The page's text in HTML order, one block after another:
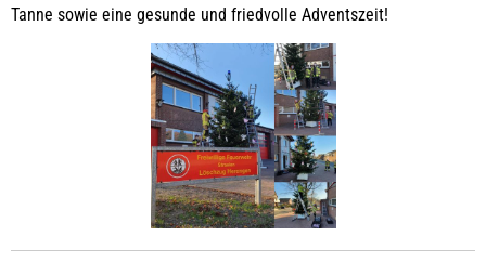
Tanne sowie eine gesunde und friedvolle Adventszeit!